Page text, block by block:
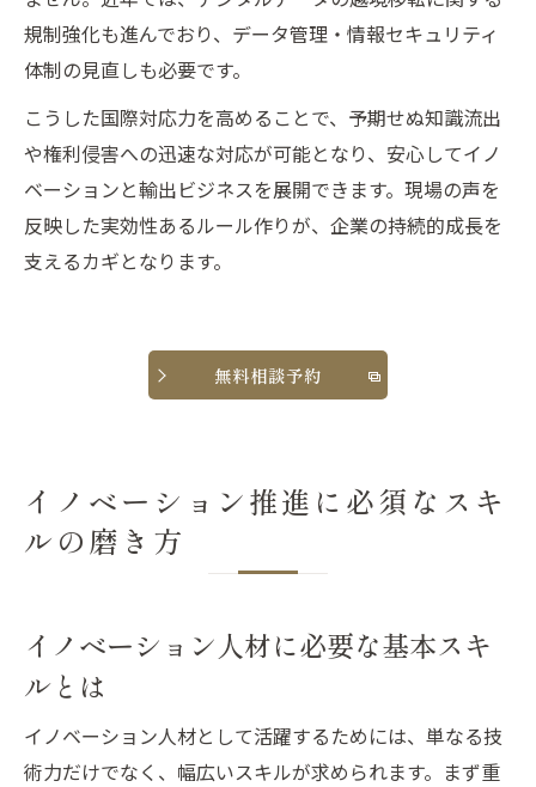
規制強化も進んでおり、データ管理・情報セキュリティ
体制の見直しも必要です。
こうした国際対応力を高めることで、予期せぬ知識流出
や権利侵害への迅速な対応が可能となり、安心してイノ
ベーションと輸出ビジネスを展開できます。現場の声を
反映した実効性あるルール作りが、企業の持続的成長を
支えるカギとなります。
無料相談予約
イノベーション推進に必須なスキ
ルの磨き方
イノベーション人材に必要な基本スキ
ルとは
イノベーション人材として活躍するためには、単なる技
術力だけでなく、幅広いスキルが求められます。まず重